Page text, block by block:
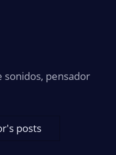
sonidos, pensador
posts